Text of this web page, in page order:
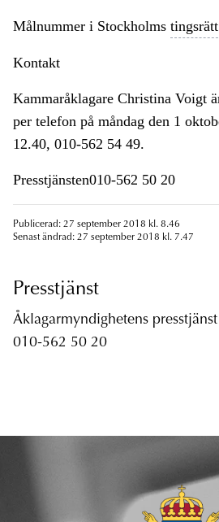
Målnummer i Stockholms
Kontakt
Kammaråklagare Christina Voigt
per telefon på måndag den 1
12.40, 010-562 54 49.
Presstjänsten010-562 50 20
Publicerad: 27 september 2018 kl. 8.46
Senast ändrad: 27 september 2018 kl. 7.47
Presstjänst
Åklagarmyndighetens presstjänst
010-562 50 20